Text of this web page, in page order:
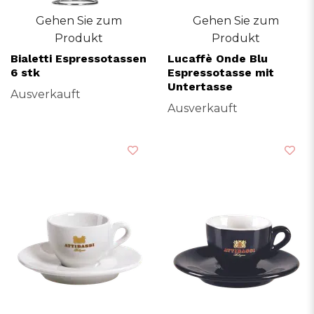
Gehen Sie zum
Produkt
Bialetti Espressotassen
6 stk
Ausverkauft
Gehen Sie zum
Produkt
Lucaffè Onde Blu
Espressotasse mit
Untertasse
Ausverkauft